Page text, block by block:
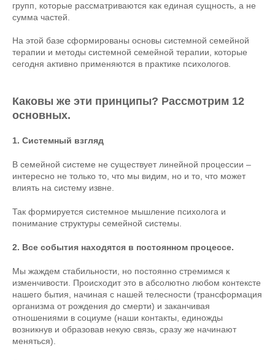
групп, которые рассматриваются как единая сущность, а не
сумма частей.
На этой базе сформированы основы системной семейной
терапии и методы системной семейной терапии, которые
сегодня активно применяются в практике психологов.
Каковы же эти принципы? Рассмотрим 12
основных.
1. Системный взгляд
В семейной системе не существует линейной процессии –
интересно не только то, что мы видим, но и то, что может
влиять на систему извне.
Так формируется системное мышление психолога и
понимание структуры семейной системы.
2. Все события находятся в постоянном процессе.
Мы жаждем стабильности, но постоянно стремимся к
изменчивости. Происходит это в абсолютно любом контексте
нашего бытия, начиная с нашей телесности (трансформация
организма от рождения до смерти) и заканчивая
отношениями в социуме (наши контакты, единожды
возникнув и образовав некую связь, сразу же начинают
меняться).